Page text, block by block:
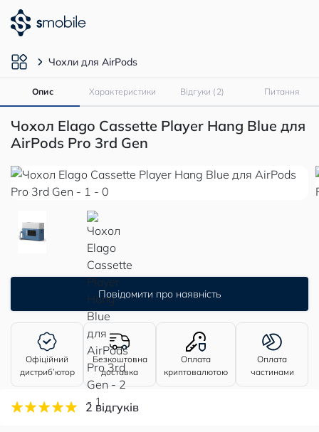
Чохли для AirPods
Опис Характеристики Відгуки (2) Питання
Чохол Elago Cassette Player Hang Blue для
AirPods Pro 3rd Gen
Повідомити про наявність
Офіційний
дистриб’ютор
Безкоштовна
доставка
Оплата
криптовалютою
Оплата
частинами
2 відгуків